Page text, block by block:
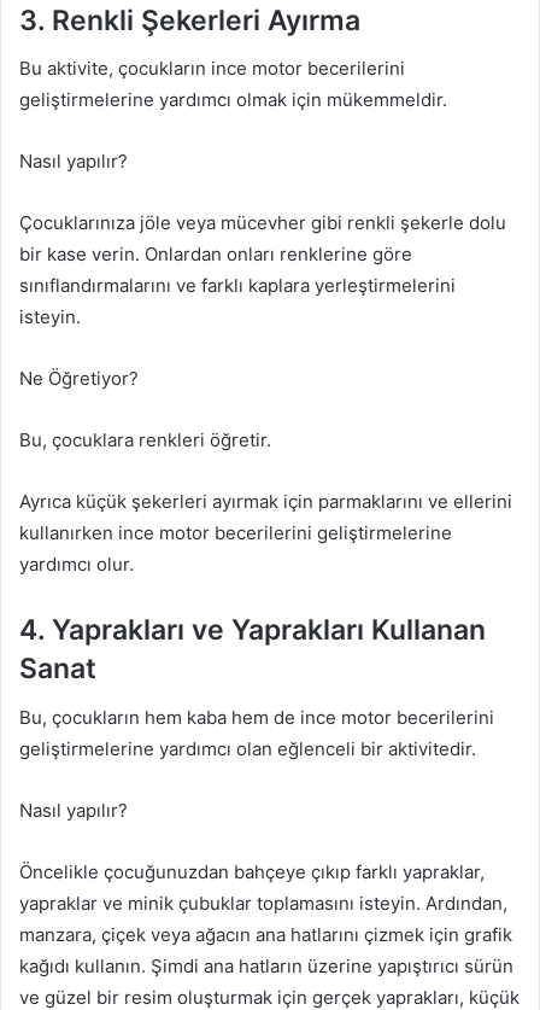
3. Renkli Şekerleri Ayırma
Bu aktivite, çocukların ince motor becerilerini
geliştirmelerine yardımcı olmak için mükemmeldir.
Nasıl yapılır?
Çocuklarınıza jöle veya mücevher gibi renkli şekerle dolu
bir kase verin. Onlardan onları renklerine göre
sınıflandırmalarını ve farklı kaplara yerleştirmelerini
isteyin.
Ne Öğretiyor?
Bu, çocuklara renkleri öğretir.
Ayrıca küçük şekerleri ayırmak için parmaklarını ve ellerini
kullanırken ince motor becerilerini geliştirmelerine
yardımcı olur.
4. Yaprakları ve Yaprakları Kullanan
Sanat
Bu, çocukların hem kaba hem de ince motor becerilerini
geliştirmelerine yardımcı olan eğlenceli bir aktivitedir.
Nasıl yapılır?
Öncelikle çocuğunuzdan bahçeye çıkıp farklı yapraklar,
yapraklar ve minik çubuklar toplamasını isteyin. Ardından,
manzara, çiçek veya ağacın ana hatlarını çizmek için grafik
kağıdı kullanın. Şimdi ana hatların üzerine yapıştırıcı sürün
ve güzel bir resim oluşturmak için gerçek yaprakları, küçük